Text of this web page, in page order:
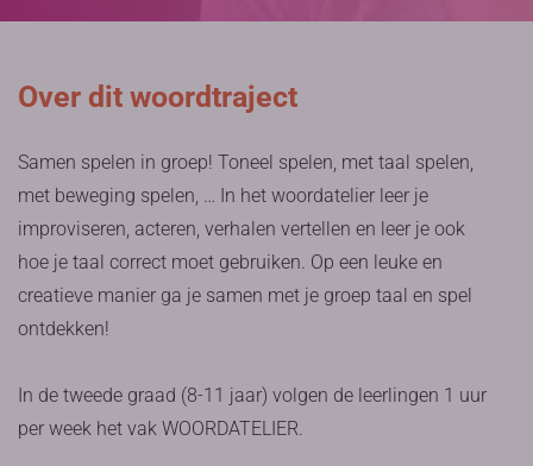
Over dit woordtraject
Samen spelen in groep! Toneel spelen, met taal spelen,
met beweging spelen, … In het woordatelier leer je
improviseren, acteren, verhalen vertellen en leer je ook
hoe je taal correct moet gebruiken. Op een leuke en
creatieve manier ga je samen met je groep taal en spel
ontdekken!
In de tweede graad (8-11 jaar) volgen de leerlingen 1 uur
per week het vak WOORDATELIER.